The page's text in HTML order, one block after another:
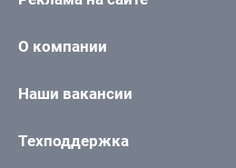
О компании
Наши вакансии
Техподдержка